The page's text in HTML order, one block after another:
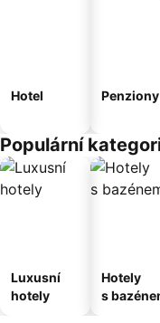
Hotel Penziony
Populární
Luxusní
hotely
Hotely
s